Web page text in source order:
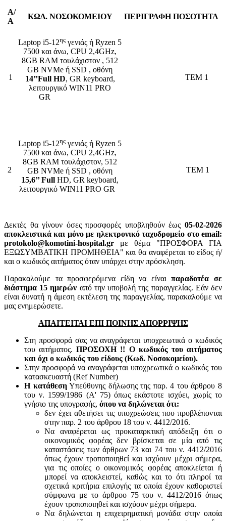
Α/
Α
ΚΩΔ. ΝΟΣΟΚΟΜΕΙΟΥ ΠΕΡΙΓΡΑΦΗ ΠΟΣΟΤΗΤΑ
1
Laptop i5-12ης γενιάς ή Ryzen 5
7500 και άνω, CPU 2,4GHz,
8GB RAM τουλάχιστον , 512
GB NVMe ή SSD , οθόνη
14’’Full HD, GR keyboard,
λειτουργικό WIN11 PRO
GR
TEM 1
2
Laptop i5-12ης γενιάς ή Ryzen 5
7500 και άνω, CPU 2,4GHz,
8GB RAM τουλάχιστον, 512
GB NVMe ή SSD , οθόνη
15,6’’ Full HD, GR keyboard,
λειτουργικό WIN11 PRO GR
TEM 1
Δεκτές θα γίνουν όσες προσφορές υποβληθούν έως 05-02-2026
αποκλειστικά και μόνο με ηλεκτρονικό ταχυδρομείο στο email:
protokolo@komotini-hospital.gr με θέμα "ΠΡΟΣΦΟΡΑ ΓΙΑ
ΕΞΩΣΥΜΒΑΤΙΚΗ ΠΡΟΜΗΘΕΙΑ" και θα αναφέρεται το είδος ή/
και ο κωδικός αιτήματος όταν υπάρχει στην πρόσκληση.
Παρακαλούμε τα προσφερόμενα είδη να είναιπαραδοτέα σε
διάστημα 15 ημερών από την υποβολή της παραγγελίας. Εάν δεν
είναι δυνατή η άμεση εκτέλεση της παραγγελίας, παρακαλούμε να
μας ενημερώσετε.
ΑΠΑΙΤΕΙΤΑΙ ΕΠΙ ΠΟΙΝΗΣ ΑΠΟΡΡΙΨΗΣ
Στη προσφορά σας να αναγράφεται υποχρεωτικά ο κωδικός
του αιτήματος.ΠΡΟΣΟΧΗ !! Ο κωδικός του αιτήματος
και όχι ο κωδικός του είδους (Κωδ. Νοσοκομείου).
Στην προσφορά να αναγράφεται υποχρεωτικά ο κωδικός του
κατασκευαστή (Ref Number)
Η κατάθεσηΥπεύθυνης δήλωσης της παρ. 4 του άρθρου 8
του ν. 1599/1986 (Α' 75) όπως εκάστοτε ισχύει, χωρίς το
γνήσιο της υπογραφής, όπου να δηλώνεται ότι:
δεν έχει αθετήσει τις υποχρεώσεις που προβλέπονται
στην παρ. 2 του άρθρου 18 του ν. 4412/2016.
Να αναφέρεται ως προκαταρκτική απόδειξη ότι ο
οικονομικός φορέας δεν βρίσκεται σε μία από τις
καταστάσεις των άρθρων 73 και 74 του ν. 4412/2016
όπως έχουν τροποποιηθεί και ισχύουν μέχρι σήμερα,
για τις οποίες ο οικονομικός φορέας αποκλείεται ή
μπορεί να αποκλειστεί, καθώς και το ότι πληροί τα
σχετικά κριτήρια επιλογής τα οποία έχουν καθοριστεί
σύμφωνα με τo άρθροo 75 του ν. 4412/2016 όπως
έχουν τροποποιηθεί και ισχύουν μέχρι σήμερα.
Να δηλώνεται η επιχειρηματική μονάδα στην οποία